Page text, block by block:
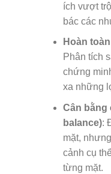
ích vượt
bác các
Hoàn
Phân tích
chứng
xa những
Cân bằng
balance):
mặt,
cảnh cụ
từng mặt.